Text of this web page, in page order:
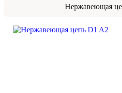
Нержавеющая